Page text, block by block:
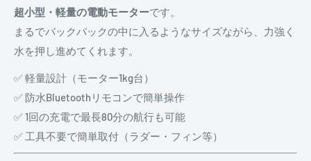
超小型・軽量の電動モーターです。
まるでバックパックの中に入るようなサイズながら、力強く
水を押し進めてくれます。
✅ 軽量設計（モーター1kg台）
✅ 防水Bluetoothリモコンで簡単操作
✅ 1回の充電で最長80分の航行も可能
✅ 工具不要で簡単取付（ラダー・フィン等）